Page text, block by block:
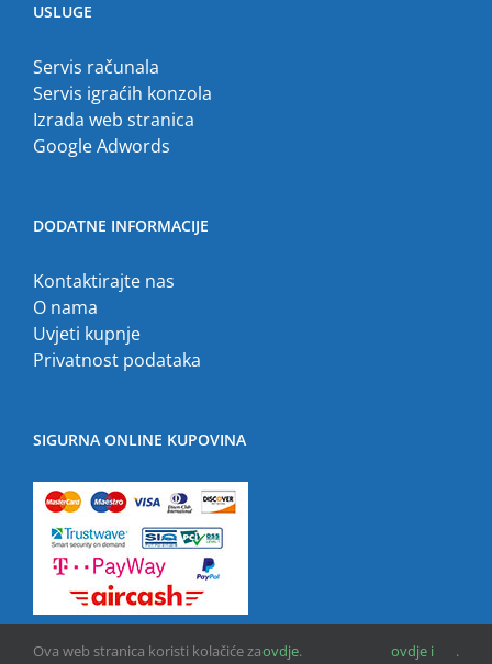
USLUGE
Servis računala
Servis igraćih konzola
Izrada web stranica
Google Adwords
DODATNE INFORMACIJE
Kontaktirajte nas
O nama
Uvjeti kupnje
Privatnost podataka
SIGURNA ONLINE KUPOVINA
Ova web stranica koristi kolačiće zaovdje.
ovdje i
.